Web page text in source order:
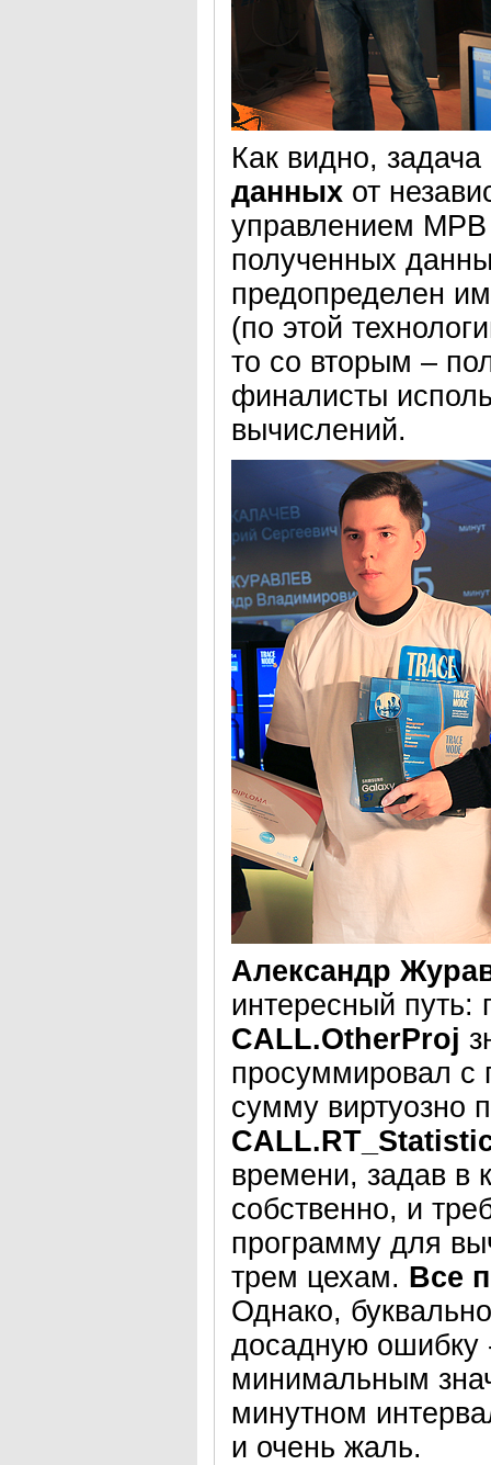
Как видно,
данных от
управлением МРВ
полученных
предопределен
(по этой
то со вторым –
финалисты
вычислений.
Александр
интересный путь:
CALL.OtherProj
просуммировал
сумму виртуозно
времени, задав в
собственно, и
программу для
трем цехам. Все
Однако,
досадную ошибку
минимальным
минутном
и очень жаль.